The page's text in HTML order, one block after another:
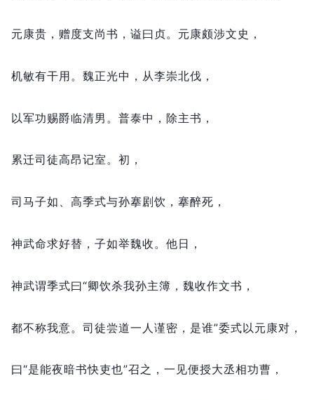
元康贵， 赠度支尚书， 谥曰贞。 元康颇涉文史，
机敏有干用。 魏正光中， 从李崇北伐，
以军功赐爵临清男。 普泰中， 除主书，
累迁司徒高昂记室。 初，
司马子如、高季式与孙搴剧饮， 搴醉死，
神武命求好替， 子如举魏收。 他日，
神武谓季式曰“卿饮杀我孙主簿， 魏收作文书，
都不称我意。 司徒尝道一人谨密， 是谁”委式以元康对，
曰“是能夜暗书快吏也”召之， 一见便授大丞相功曹，